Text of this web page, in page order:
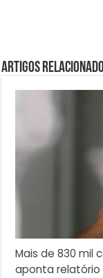
Artigos
Mais de 830 mil
aponta relatório